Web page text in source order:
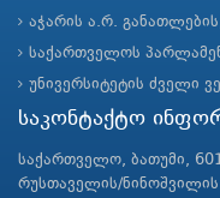
აჭარის ა.რ.
საქართველოს
უნივერსიტეტის ძველი
საკონტაქტო
საქართველო, ბათუმი,
რუსთაველის/ნინოშვილის